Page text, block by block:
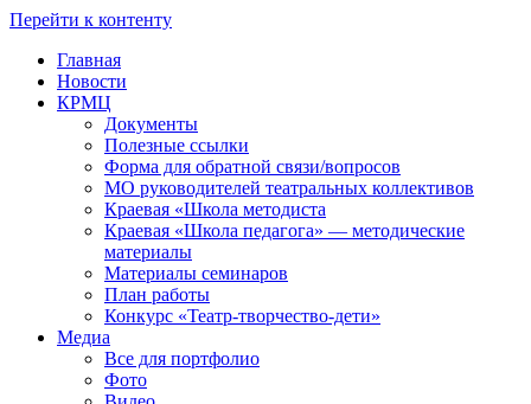
Перейти к контенту
Главная
Новости
КРМЦ
Документы
Полезные ссылки
Форма для обратной связи/вопросов
МО руководителей театральных коллективов
Краевая «Школа методиста
Краевая «Школа педагога» — методические
материалы
Материалы семинаров
План работы
Конкурс «Театр-творчество-дети»
Медиа
Все для портфолио
Фото